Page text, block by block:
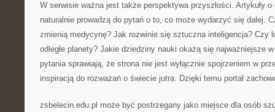
W serwisie ważna jest także perspektywa przyszłości. Artykuły
naturalnie prowadzą do pytań o to, co może wydarzyć się dalej.
zmienią medycynę? Jak rozwinie się sztuczna inteligencja? Czy
odległe planety? Jakie dziedziny nauki okażą się najważniejsze
pytania sprawiają, że strona nie jest wyłącznie spojrzeniem w
inspiracją do rozważań o świecie jutra. Dzięki temu portal
zsbelecin.edu.pl może być postrzegany jako miejsce dla osób